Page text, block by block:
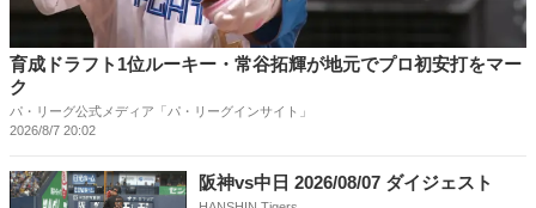
育成ドラフト1位ルーキー・常谷拓輝が地元でプロ初安打をマー
ク
パ・リーグ公式メディア「パ・リーグインサイト」
2026/8/7 20:02
阪神vs中日 2026/08/07 ダイジェスト